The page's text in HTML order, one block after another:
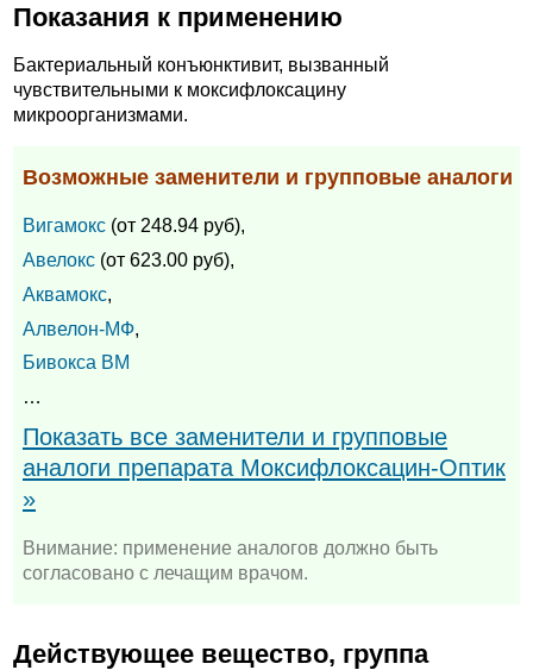
Показания к применению
Бактериальный конъюнктивит, вызванный
чувствительными к моксифлоксацину
микроорганизмами.
Возможные заменители и групповые аналоги
Вигамокс (от 248.94 руб),
Авелокс (от 623.00 руб),
Аквамокс,
Алвелон-МФ,
Бивокса ВМ
…
Показать все заменители и групповые
аналоги препарата Моксифлоксацин-Оптик
»
Внимание: применение аналогов должно быть
согласовано с лечащим врачом.
Действующее вещество, группа